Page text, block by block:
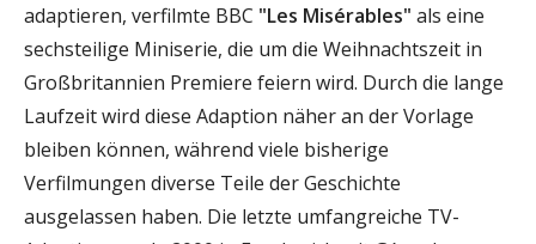
adaptieren, verfilmte BBC "Les Misérables" als eine
sechsteilige Miniserie, die um die Weihnachtszeit in
Großbritannien Premiere feiern wird. Durch die lange
Laufzeit wird diese Adaption näher an der Vorlage
bleiben können, während viele bisherige
Verfilmungen diverse Teile der Geschichte
ausgelassen haben. Die letzte umfangreiche TV-